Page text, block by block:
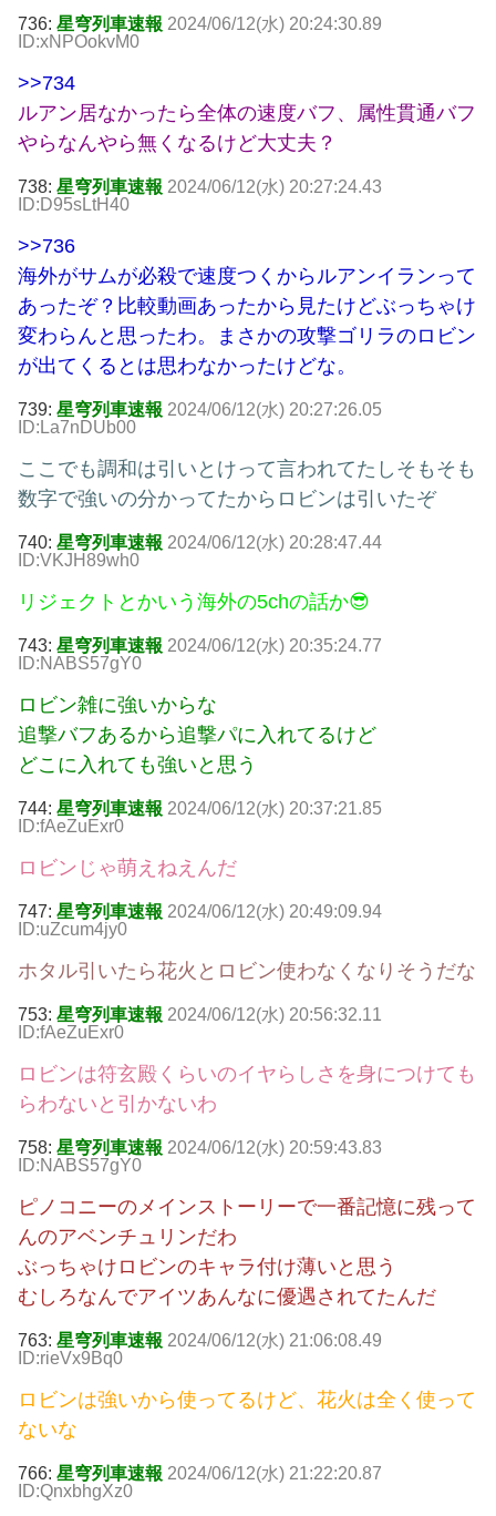
736: 星穹列車速報 2024/06/12(水) 20:24:30.89
ID:xNPOokvM0
>>734
ルアン居なかったら全体の速度バフ、属性貫通バフ
やらなんやら無くなるけど大丈夫？
738: 星穹列車速報 2024/06/12(水) 20:27:24.43
ID:D95sLtH40
>>736
海外がサムが必殺で速度つくからルアンイランって
あったぞ？比較動画あったから見たけどぶっちゃけ
変わらんと思ったわ。まさかの攻撃ゴリラのロビン
が出てくるとは思わなかったけどな。
739: 星穹列車速報 2024/06/12(水) 20:27:26.05
ID:La7nDUb00
ここでも調和は引いとけって言われてたしそもそも
数字で強いの分かってたからロビンは引いたぞ
740: 星穹列車速報 2024/06/12(水) 20:28:47.44
ID:VKJH89wh0
リジェクトとかいう海外の5chの話か😎
743: 星穹列車速報 2024/06/12(水) 20:35:24.77
ID:NABS57gY0
ロビン雑に強いからな
追撃バフあるから追撃パに入れてるけど
どこに入れても強いと思う
744: 星穹列車速報 2024/06/12(水) 20:37:21.85
ID:fAeZuExr0
ロビンじゃ萌えねえんだ
747: 星穹列車速報 2024/06/12(水) 20:49:09.94
ID:uZcum4jy0
ホタル引いたら花火とロビン使わなくなりそうだな
753: 星穹列車速報 2024/06/12(水) 20:56:32.11
ID:fAeZuExr0
ロビンは符玄殿くらいのイヤらしさを身につけても
らわないと引かないわ
758: 星穹列車速報 2024/06/12(水) 20:59:43.83
ID:NABS57gY0
ピノコニーのメインストーリーで一番記憶に残って
んのアベンチュリンだわ
ぶっちゃけロビンのキャラ付け薄いと思う
むしろなんでアイツあんなに優遇されてたんだ
763: 星穹列車速報 2024/06/12(水) 21:06:08.49
ID:rieVx9Bq0
ロビンは強いから使ってるけど、花火は全く使って
ないな
766: 星穹列車速報 2024/06/12(水) 21:22:20.87
ID:QnxbhgXz0